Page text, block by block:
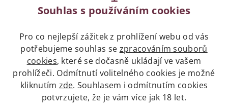
Legislativa
Zákaz prodeje alkoholických nápojů osobám
mladších 18 let.
Naše služby
Souhlas s používáním cookies
Pro co nejlepší zážitek z prohlížení webu od vás
potřebujeme souhlas se zpracováním souborů
cookies, které se dočasně ukládají ve vašem
prohlížeči. Odmítnutí volitelného cookies je možné
kliknutím zde. Souhlasem i odmítnutím cookies
potvrzujete, že je vám více jak 18 let.